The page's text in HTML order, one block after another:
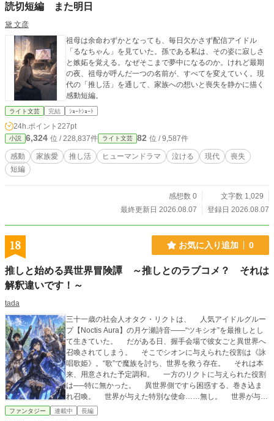
読切短編 また明日
黛 文彦
祖母は余命わずかとなっても、毎日欠かさず配信アイドル
「るなちゃん」を見ていた。孫である私は、その姿に寂しさ
と嫉妬を覚える。なぜそこまで夢中になるのか。けれど最期
の夜、祖母が呼んだ一つの名前が、すべてを変えていく。現
代の「推し活」を通して、家族への想いと喪失を静かに描く
感動短編。
ライト文芸 完結 ｼｮｰﾄｼｮｰﾄ
24h.ポイント 227pt
小説 6,324 位 / 228,837件 ライト文芸 82 位 / 9,587件
感動 家族愛 推し活 ヒューマンドラマ 泣ける 現代
喪失
短編
感想数 0
文字数 1,029
最終更新日 2026.08.07
登録日 2026.08.07
18 お気に入り追加 0
推しと始める異世界冒険譚 ～推しとのラブコメ？ それは
解釈違いです！～
tada
三十一歳の社会人オタク・リクトは、 人気アイドルグルー
プ【Noctis Aura】の月ケ瀬詩音――“ツキシオ”を最推しとし
て生きていた。 だがある日、握手会場で彼女ごと異世界へ
召喚されてしまう。 そこでシオンに与えられた役割は《詠
唱歌姫》。“歌”で魔族を討ち、世界を救う存在。 それは本
来、用意された予定調和。 一方のリクトに与えられた役割
は──特に無かった。 異世界側ですら困惑する、巻き込ま
れ召喚。 世界が与えた特別な使命……無し。 世界が与え
た特別なスキル……無し。 でも現代に帰る方法……無し。
ファンタジー 連載中 長編